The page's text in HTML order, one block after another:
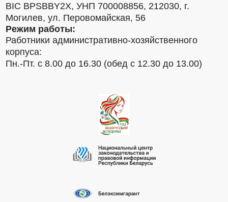
BIC BPSBBY2X, УНП 700008856, 212030, г.
Могилев, ул. Перовомайская, 56
Режим работы:
Работники административно-хозяйственного
корпуса:
Пн.-Пт. с 8.00 до 16.30 (обед с 12.30 до 13.00)